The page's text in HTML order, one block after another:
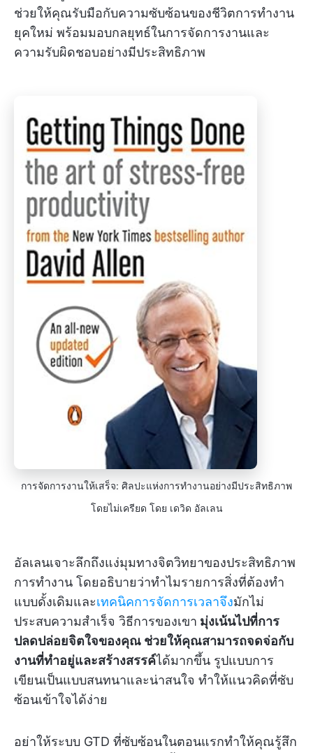
ช่วยให้คุณรับมือกับความซับซ้อนของชีวิตการทำงาน
ยุคใหม่ พร้อมมอบกลยุทธ์ในการจัดการงานและ
ความรับผิดชอบอย่างมีประสิทธิภาพ
การจัดการงานให้เสร็จ: ศิลปะแห่งการทำงานอย่างมีประสิทธิภาพ
โดยไม่เครียด โดย เดวิด อัลเลน
อัลเลนเจาะลึกถึงแง่มุมทางจิตวิทยาของประสิทธิภาพ
การทำงาน โดยอธิบายว่าทำไมรายการสิ่งที่ต้องทำ
แบบดั้งเดิมและเทคนิคการจัดการเวลาจึงมักไม่
ประสบความสำเร็จ วิธีการของเขา มุ่งเน้นไปที่การ
ปลดปล่อยจิตใจของคุณ ช่วยให้คุณสามารถจดจ่อกับ
งานที่ทำอยู่และสร้างสรรค์ได้มากขึ้น รูปแบบการ
เขียนเป็นแบบสนทนาและน่าสนใจ ทำให้แนวคิดที่ซับ
ซ้อนเข้าใจได้ง่าย
อย่าให้ระบบ GTD ที่ซับซ้อนในตอนแรกทำให้คุณรู้สึก